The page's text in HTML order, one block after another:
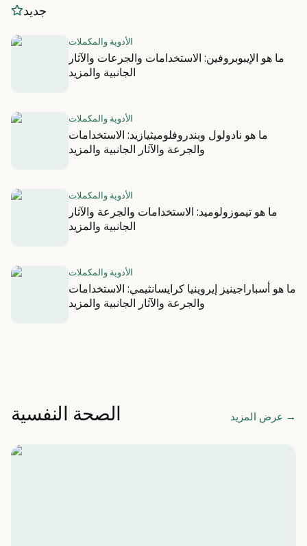
جديد
الأدوية والمكملات
ما هو الإيبوبروفين: الاستخدامات والجرعات والآثار
الجانبية والمزيد
الأدوية والمكملات
ما هو نادولول وبندروفلوميثيازيد: الاستخدامات
والجرعة والآثار الجانبية والمزيد
الأدوية والمكملات
ما هو تيموزولوميد: الاستخدامات والجرعة والآثار
الجانبية والمزيد
الأدوية والمكملات
ما هو أسباراجينيز إيروينيا كرايسانثيمي: الاستخدامات
والجرعة والآثار الجانبية والمزيد
الصحة النفسية عرض المزيد →